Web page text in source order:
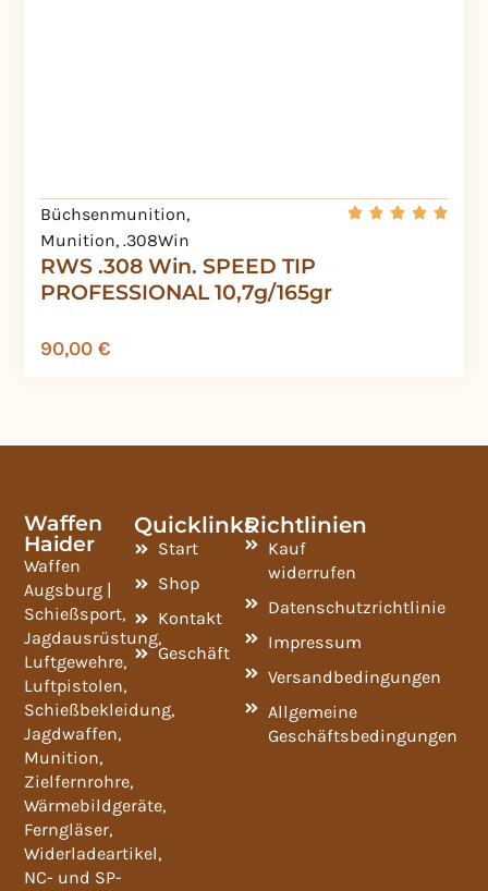
RWS .308 Win. SPEED TIP
PROFESSIONAL 10,7g/165gr
Büchsenmunition,
Munition, .308Win
90,00 €
Waffen
Haider
Waffen
Augsburg |
Schießsport,
Jagdausrüstung,
Luftgewehre,
Luftpistolen,
Schießbekleidung,
Jagdwaffen,
Munition,
Zielfernrohre,
Wärmebildgeräte,
Ferngläser,
Widerladeartikel,
NC- und SP-
Quicklinks
Start
Shop
Kontakt
Geschäft
Richtlinien
Kauf
widerrufen
Datenschutzrichtlinie
Impressum
Versandbedingungen
Allgemeine
Geschäftsbedingungen